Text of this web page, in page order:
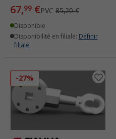
67,99 €PVC 85,20 €
Disponible
Disponibilité en filiale: Définir
filiale
-27%